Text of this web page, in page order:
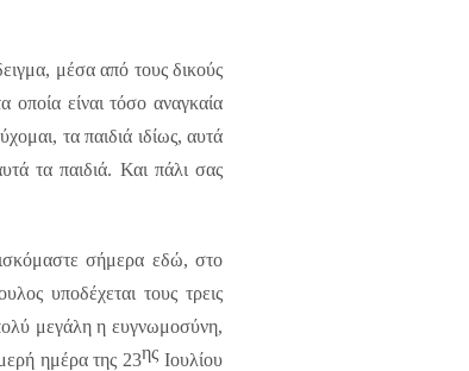
μέσα από τους δικούς
οποία είναι τόσο αναγκαία
τα παιδιά ιδίως, αυτά
τα παιδιά. Και πάλι σας
σήμερα εδώ, στο
υποδέχεται τους τρεις
μεγάλη η ευγνωμοσύνη,
ημέρα της 23ηςΙουλίου